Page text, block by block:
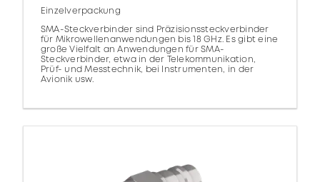
Einzelverpackung
SMA-Steckverbinder sind Präzisionssteckverbinder
für Mikrowellenanwendungen bis 18 GHz. Es gibt eine
große Vielfalt an Anwendungen für SMA-
Steckverbinder, etwa in der Telekommunikation,
Prüf- und Messtechnik, bei Instrumenten, in der
Avionik usw.